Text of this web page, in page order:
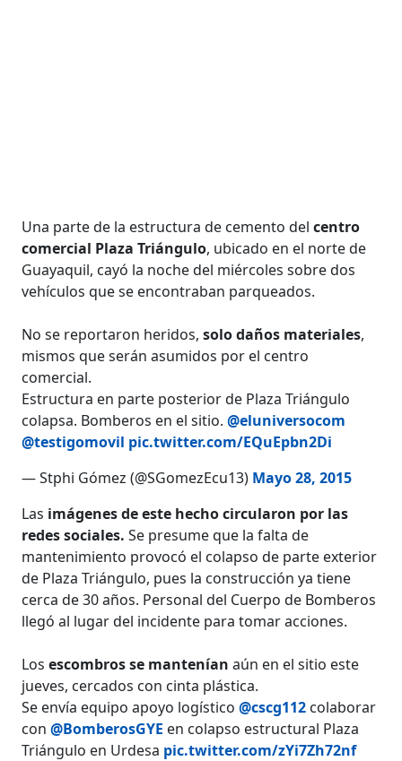
Una parte de la estructura de cemento delcentro
comercial Plaza Triángulo, ubicado en el norte de
Guayaquil, cayó la noche del miércoles sobre dos
vehículos que se encontraban parqueados.
No se reportaron heridos,solo daños materiales,
mismos que serán asumidos por el centro
comercial.
Estructura en parte posterior de Plaza Triángulo
colapsa. Bomberos en el sitio.@eluniversocom
@testigomovil pic.twitter.com/EQuEpbn2Di
— Stphi Gómez (@SGomezEcu13) Mayo 28, 2015
Las imágenes de este hecho circularon por las
redes sociales. Se presume que la falta de
mantenimiento provocó el colapso de parte exterior
de Plaza Triángulo, pues la construcción ya tiene
cerca de 30 años. Personal del Cuerpo de Bomberos
llegó al lugar del incidente para tomar acciones.
Losescombros se manteníanaún en el sitio este
jueves, cercados con cinta plástica.
Se envía equipo apoyo logístico@cscg112 colaborar
con@BomberosGYE en colapso estructural Plaza
Triángulo en Urdesa pic.twitter.com/zYi7Zh72nf